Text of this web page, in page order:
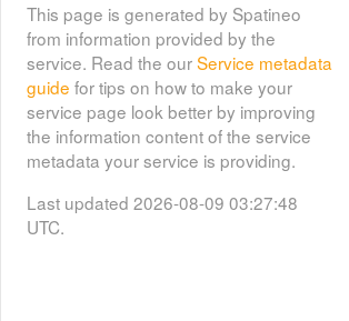
szkoły podstawowe - liczba
obiektów(szkoły_podstawowe_-
_liczba_obiektów)
przedszkola - liczba obiektów
(przedszkola_-_liczba_obiektów)
żłobki - liczba obiektów
(żłobki_-
This page is generated by Spatineo
from information provided by the
service. Read the ourService metadata
guide for tips on how to make your
service page look better by improving
the information content of the service
metadata your service is providing.
Last updated 2026-08-09 03:27:48
UTC.